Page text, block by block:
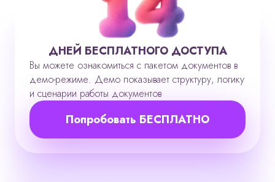
ДНЕЙ БЕСПЛАТНОГО ДОСТУПА
Вы можете ознакомиться с пакетом документов в
демо-режиме. Демо показывает структуру, логику
и сценарии работы документов
Попробовать БЕСПЛАТНО